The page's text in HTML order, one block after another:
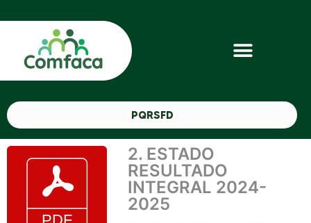
PQRSFD
2. ESTADO
RESULTADO
INTEGRAL 2024-
2025